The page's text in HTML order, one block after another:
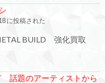
に投稿された
BUILD 強化買取
題のアーティストから